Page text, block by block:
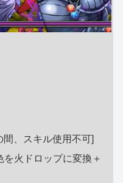
間、スキル使用不可]
火ドロップに変換＋